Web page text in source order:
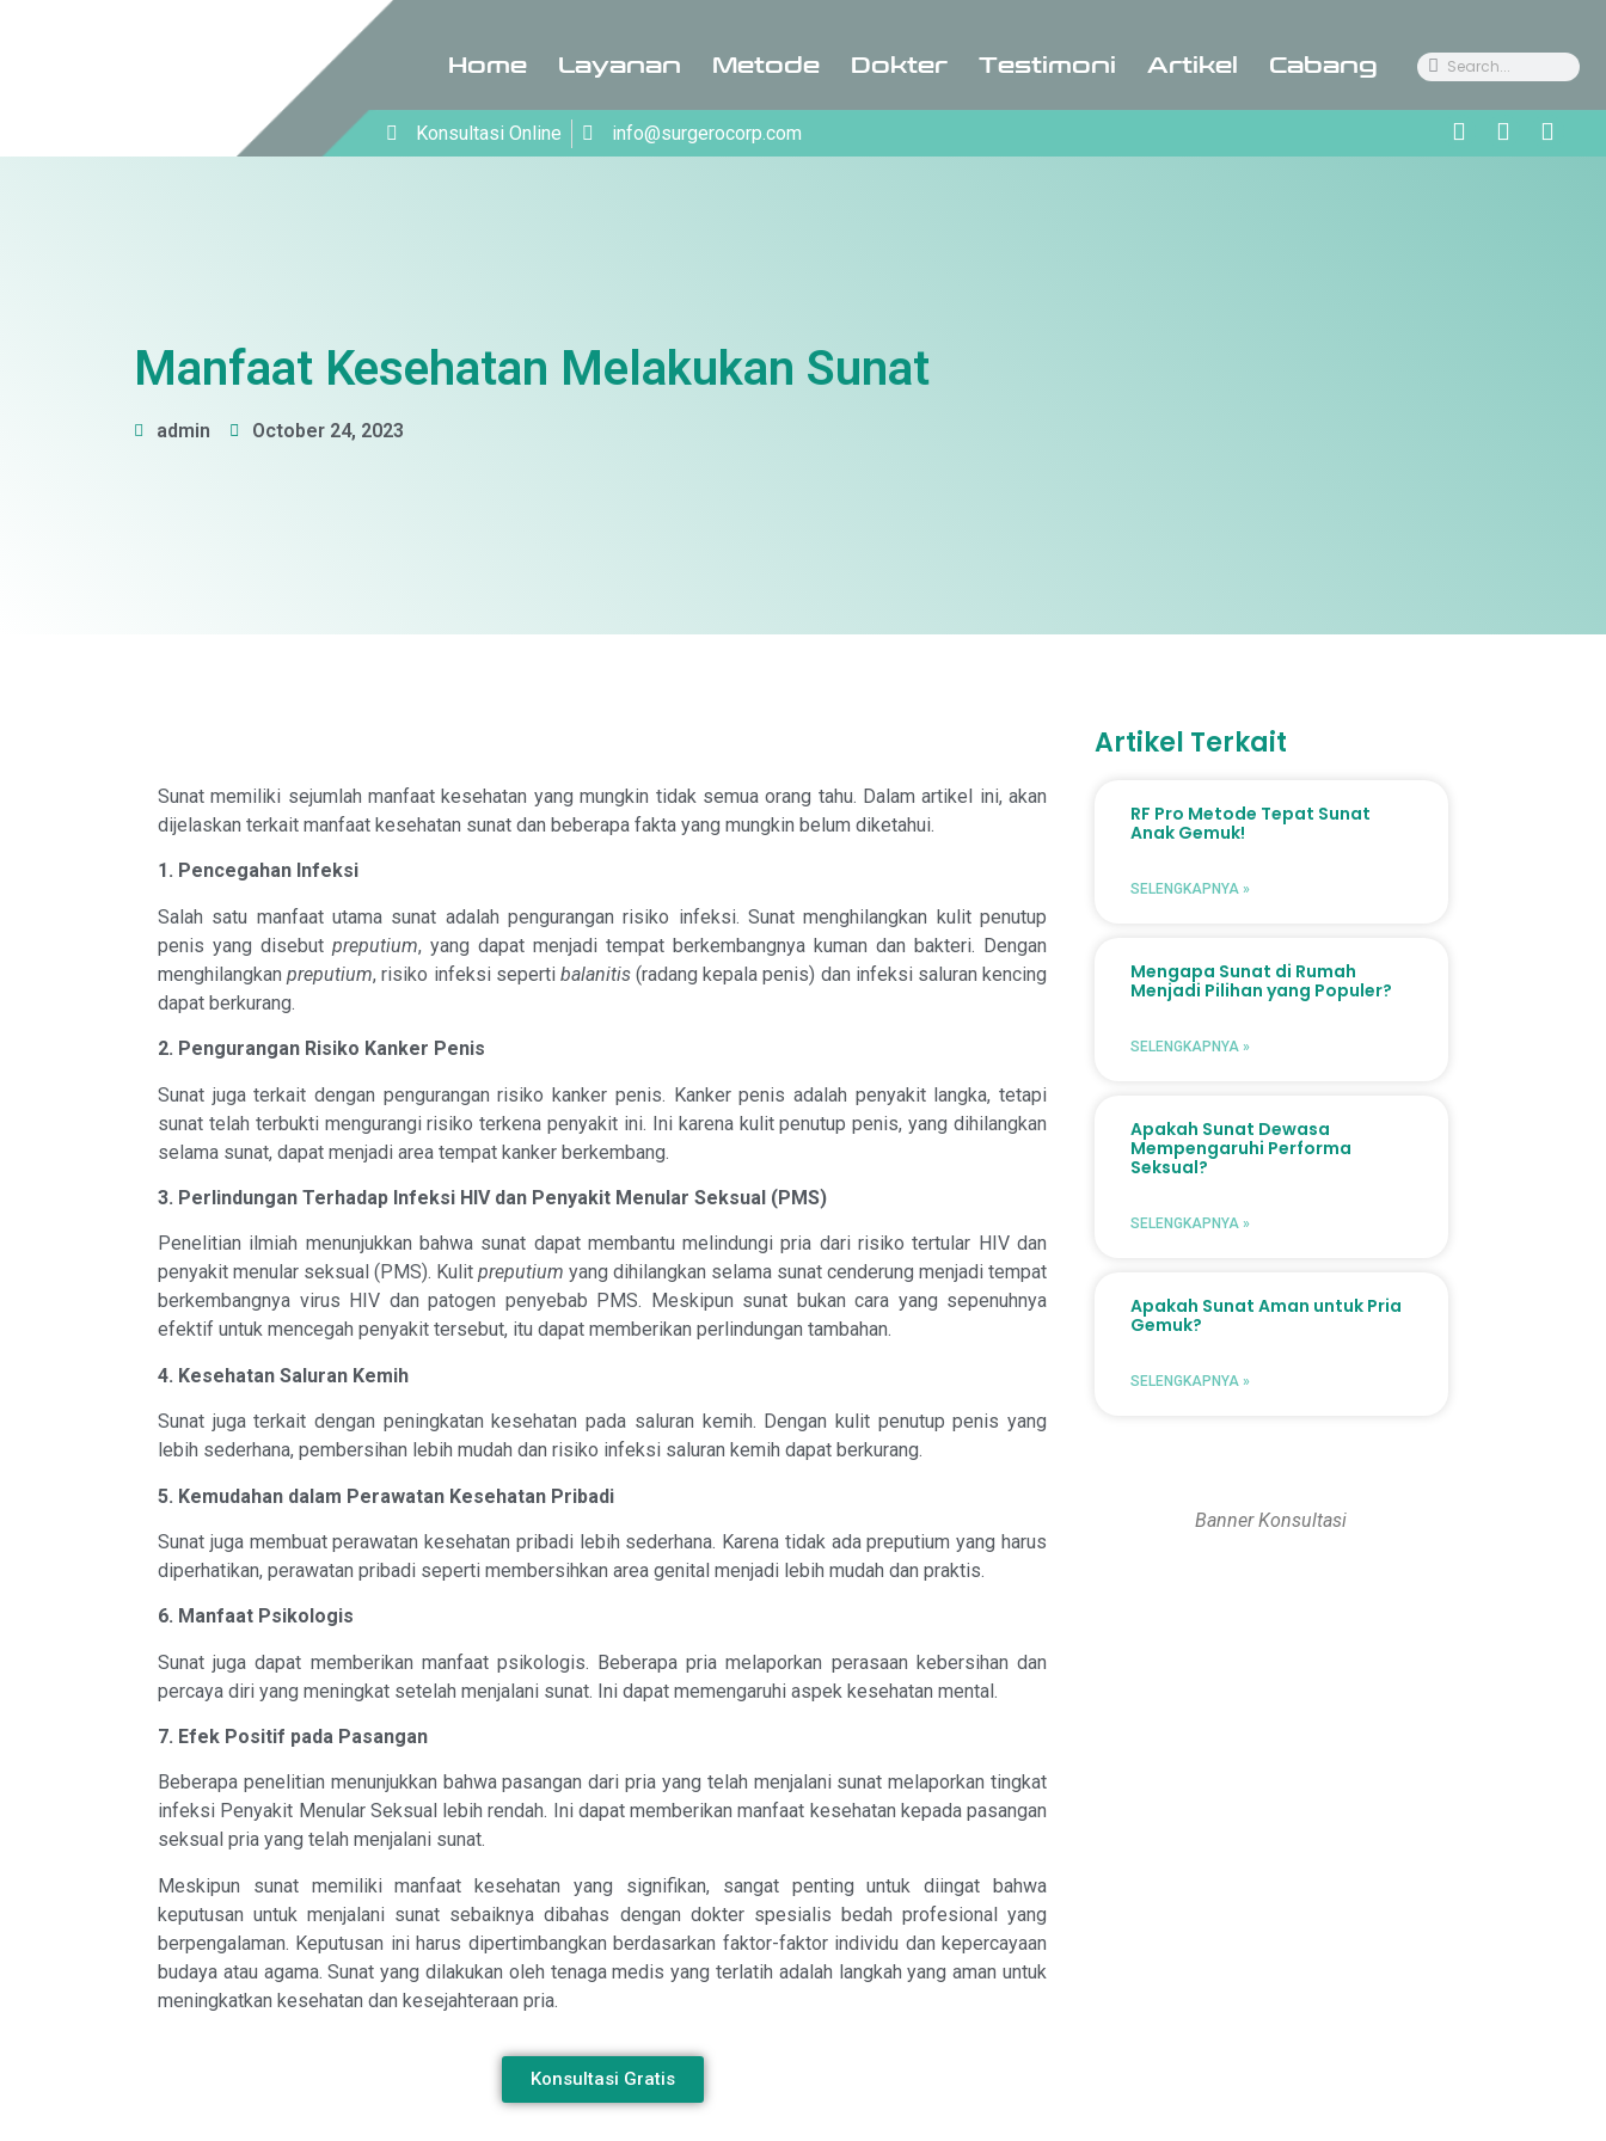
Home Layanan Metode Dokter Testimoni Artikel Cabang
Konsultasi Online info@surgerocorp.com
Manfaat Kesehatan Melakukan Sunat
admin October 24, 2023
Sunat memiliki sejumlah manfaat kesehatan yang mungkin tidak semua orang tahu. Dalam artikel ini, akan
dijelaskan terkait manfaat kesehatan sunat dan beberapa fakta yang mungkin belum diketahui.
1. Pencegahan Infeksi
Salah satu manfaat utama sunat adalah pengurangan risiko infeksi. Sunat menghilangkan kulit penutup
penis yang disebut preputium, yang dapat menjadi tempat berkembangnya kuman dan bakteri. Dengan
menghilangkanpreputium, risiko infeksi seperti balanitis(radang kepala penis) dan infeksi saluran kencing
dapat berkurang.
2. Pengurangan Risiko Kanker Penis
Sunat juga terkait dengan pengurangan risiko kanker penis. Kanker penis adalah penyakit langka, tetapi
sunat telah terbukti mengurangi risiko terkena penyakit ini. Ini karena kulit penutup penis, yang dihilangkan
selama sunat, dapat menjadi area tempat kanker berkembang.
3. Perlindungan Terhadap Infeksi HIV dan Penyakit Menular Seksual (PMS)
Penelitian ilmiah menunjukkan bahwa sunat dapat membantu melindungi pria dari risiko tertular HIV dan
penyakit menular seksual (PMS). Kulit preputium yang dihilangkan selama sunat cenderung menjadi tempat
berkembangnya virus HIV dan patogen penyebab PMS. Meskipun sunat bukan cara yang sepenuhnya
efektif untuk mencegah penyakit tersebut, itu dapat memberikan perlindungan tambahan.
4. Kesehatan Saluran Kemih
Sunat juga terkait dengan peningkatan kesehatan pada saluran kemih. Dengan kulit penutup penis yang
lebih sederhana, pembersihan lebih mudah dan risiko infeksi saluran kemih dapat berkurang.
5. Kemudahan dalam Perawatan Kesehatan Pribadi
Sunat juga membuat perawatan kesehatan pribadi lebih sederhana. Karena tidak ada preputium yang harus
diperhatikan, perawatan pribadi seperti membersihkan area genital menjadi lebih mudah dan praktis.
6. Manfaat Psikologis
Sunat juga dapat memberikan manfaat psikologis. Beberapa pria melaporkan perasaan kebersihan dan
percaya diri yang meningkat setelah menjalani sunat. Ini dapat memengaruhi aspek kesehatan mental.
7. Efek Positif pada Pasangan
Beberapa penelitian menunjukkan bahwa pasangan dari pria yang telah menjalani sunat melaporkan tingkat
infeksi Penyakit Menular Seksual lebih rendah. Ini dapat memberikan manfaat kesehatan kepada pasangan
seksual pria yang telah menjalani sunat.
Meskipun sunat memiliki manfaat kesehatan yang signifikan, sangat penting untuk diingat bahwa
keputusan untuk menjalani sunat sebaiknya dibahas dengan dokter spesialis bedah profesional yang
berpengalaman. Keputusan ini harus dipertimbangkan berdasarkan faktor-faktor individu dan kepercayaan
budaya atau agama. Sunat yang dilakukan oleh tenaga medis yang terlatih adalah langkah yang aman untuk
meningkatkan kesehatan dan kesejahteraan pria.
Konsultasi Gratis
Artikel Terkait
RF Pro Metode Tepat Sunat
Anak Gemuk!
SELENGKAPNYA »
Mengapa Sunat di Rumah
Menjadi Pilihan yang Populer?
SELENGKAPNYA »
Apakah Sunat Dewasa
Mempengaruhi Performa
Seksual?
SELENGKAPNYA »
Apakah Sunat Aman untuk Pria
Gemuk?
SELENGKAPNYA »
Banner Konsultasi